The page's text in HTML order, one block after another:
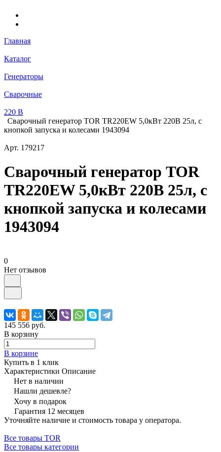
Главная
Каталог
Генераторы
Сварочные
220 В
Сварочный генератор TOR TR220EW 5,0кВт 220В 25л, с
кнопкой запуска и колесами 1943094
Арт. 179217
Сварочный генератор TOR
TR220EW 5,0кВт 220В 25л, с
кнопкой запуска и колесами
1943094
0
Нет отзывов
145 556 руб.
В корзину
В корзине
Купить в 1 клик
Характеристики Описание
Нет в наличии
Нашли дешевле?
Хочу в подарок
Гарантия 12 месяцев
Уточняйте наличие и стоимость товара у оператора.
Все товары TOR
Все товары категории